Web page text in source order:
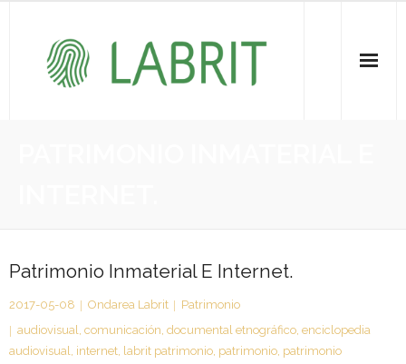
- KOI-aren kudeaketa | Gestión del PCI
- LABRIT
- Jabetza intelektuala | Propiedad intelectual
Patrimonio Inmaterial E Internet.
2017-05-08 Ondarea Labrit
Patrimonio
audiovisual, comunicación, documental etnográfico, enciclopedia
audiovisual, internet, labrit patrimonio, patrimonio, patrimonio